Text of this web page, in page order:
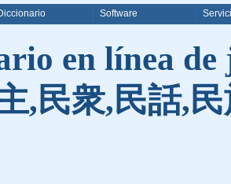
Software
en línea
,民衆,民話,